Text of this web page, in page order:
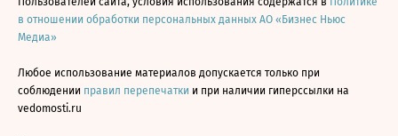
в отношении обработки персональных данных АО «Бизнес Ньюс
Медиа»
Любое использование материалов допускается только при
соблюдении правил перепечатки и при наличии гиперссылки на
vedomosti.ru